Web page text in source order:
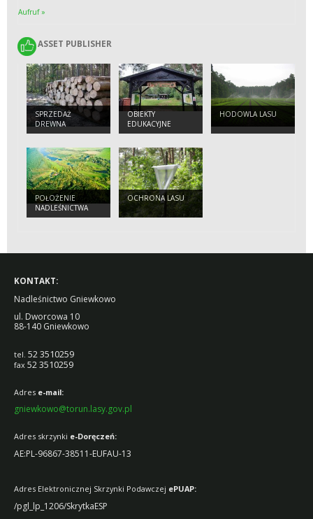
Aufruf »
ASSET PUBLISHER
ASSET PUBLISHER
SPRZEDAŻ
DREWNA
OBIEKTY
EDUKACYJNE
HODOWLA LASU
POŁOŻENIE
NADLEŚNICTWA
OCHRONA LASU
KONTAKT:
Nadleśnictwo Gniewkowo
ul. Dworcowa 10
88-140 Gniewkowo
tel. 52 3510259
fax 52 3510259
Adres e-mail:
gniewkowo@torun.lasy.gov.pl
Adres skrzynki e-Doręczeń:
AE:PL-96867-38511-EUFAU-13
Adres Elektronicznej Skrzynki Podawczej ePUAP:
/pgl_lp_1206/SkrytkaESP